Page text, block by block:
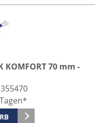
KOMFORT 70 mm -
355470